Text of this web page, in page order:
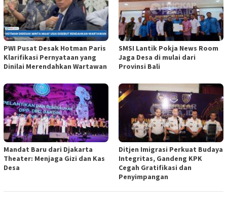
PWI Pusat Desak Hotman Paris
Klarifikasi Pernyataan yang
Dinilai Merendahkan Wartawan
SMSI Lantik Pokja News Room
Jaga Desa di mulai dari
Provinsi Bali
Mandat Baru dari Djakarta
Theater: Menjaga Gizi dan Kas
Desa
Ditjen Imigrasi Perkuat Budaya
Integritas, Gandeng KPK
Cegah Gratifikasi dan
Penyimpangan